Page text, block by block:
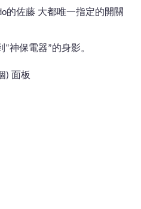
的佐藤 大都唯一指定的開關
神保電器”的身影。
) 面板